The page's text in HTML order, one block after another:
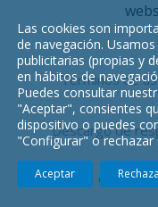
Términos de
Descargo de
© 2021
Las cookies son
de navegación.
publicitarias (propias y
en hábitos de
Puedes consultar
"Aceptar", consientes
dispositivo o puedes
"Configurar" o rechazar
Aceptar